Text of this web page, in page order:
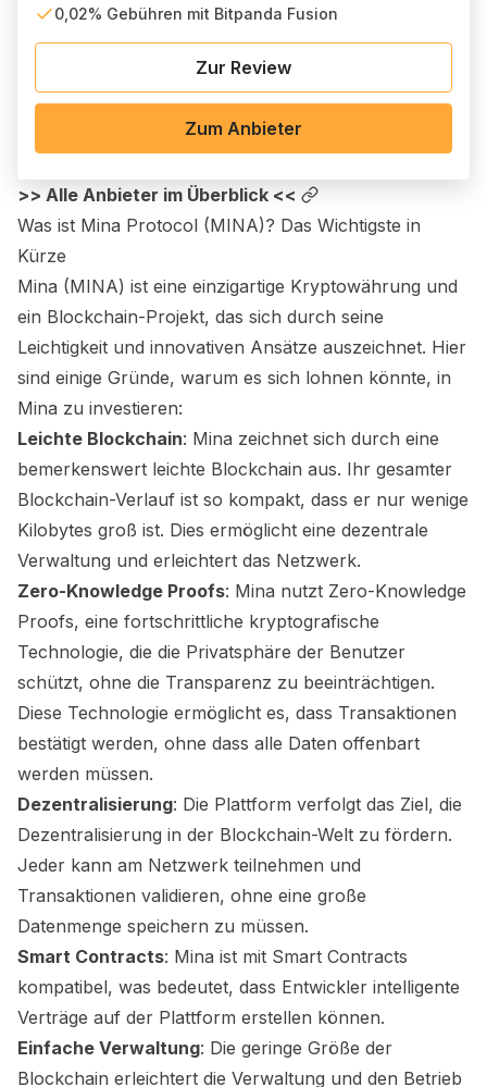
0,02% Gebühren mit Bitpanda Fusion
Zur Review
Zum Anbieter
>> Alle Anbieter im Überblick <<
Was ist Mina Protocol (MINA)? Das Wichtigste in
Kürze
Mina (MINA) ist eine einzigartige Kryptowährung und
ein Blockchain-Projekt, das sich durch seine
Leichtigkeit und innovativen Ansätze auszeichnet. Hier
sind einige Gründe, warum es sich lohnen könnte, in
Mina zu investieren:
Leichte Blockchain: Mina zeichnet sich durch eine
bemerkenswert leichte Blockchain aus. Ihr gesamter
Blockchain-Verlauf ist so kompakt, dass er nur wenige
Kilobytes groß ist. Dies ermöglicht eine dezentrale
Verwaltung und erleichtert das Netzwerk.
Zero-Knowledge Proofs: Mina nutzt Zero-Knowledge
Proofs, eine fortschrittliche kryptografische
Technologie, die die Privatsphäre der Benutzer
schützt, ohne die Transparenz zu beeinträchtigen.
Diese Technologie ermöglicht es, dass Transaktionen
bestätigt werden, ohne dass alle Daten offenbart
werden müssen.
Dezentralisierung: Die Plattform verfolgt das Ziel, die
Dezentralisierung in der Blockchain-Welt zu fördern.
Jeder kann am Netzwerk teilnehmen und
Transaktionen validieren, ohne eine große
Datenmenge speichern zu müssen.
Smart Contracts: Mina ist mit Smart Contracts
kompatibel, was bedeutet, dass Entwickler intelligente
Verträge auf der Plattform erstellen können.
Einfache Verwaltung: Die geringe Größe der
Blockchain erleichtert die Verwaltung und den Betrieb